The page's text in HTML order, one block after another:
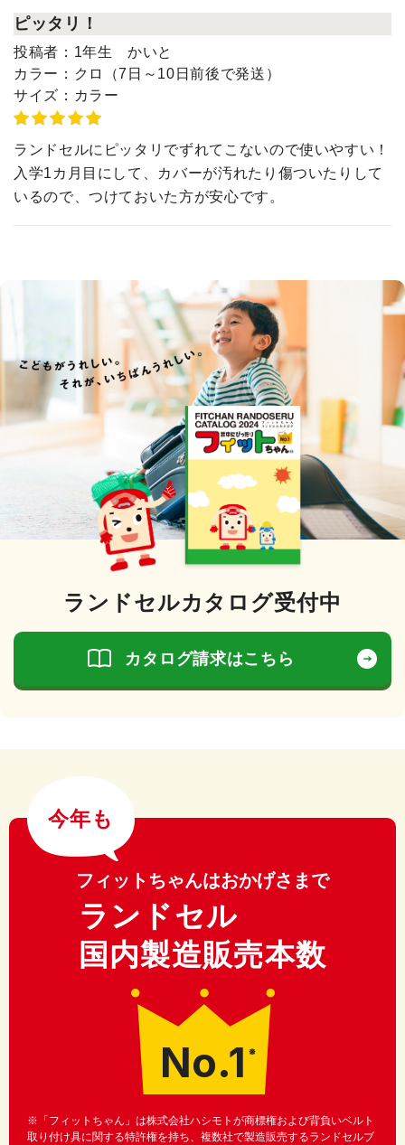
ピッタリ！
投稿者： 1年生 かいと
カラー： クロ（7日～10日前後で発送）
サイズ： カラー
ランドセルにピッタリでずれてこないので使いやすい！
入学1カ月目にして、カバーが汚れたり傷ついたりして
いるので、つけておいた方が安心です。
ランドセルカタログ受付中
カタログ請求はこちら
今年も
フィットちゃんはおかげさまで
ランドセル
国内製造販売本数
No.1 ※
※「フィットちゃん」は株式会社ハシモトが商標権および背負いベルト
取り付け具に関する特許権を持ち、複数社で製造販売するランドセルブ